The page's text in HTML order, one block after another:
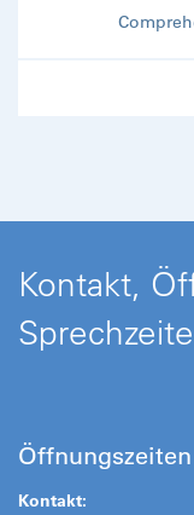
Kontakt,
Öffnungszeiten
Kontakt: